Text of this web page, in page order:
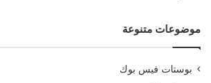
موضوعات متنوعة
بوستات فيس بوك